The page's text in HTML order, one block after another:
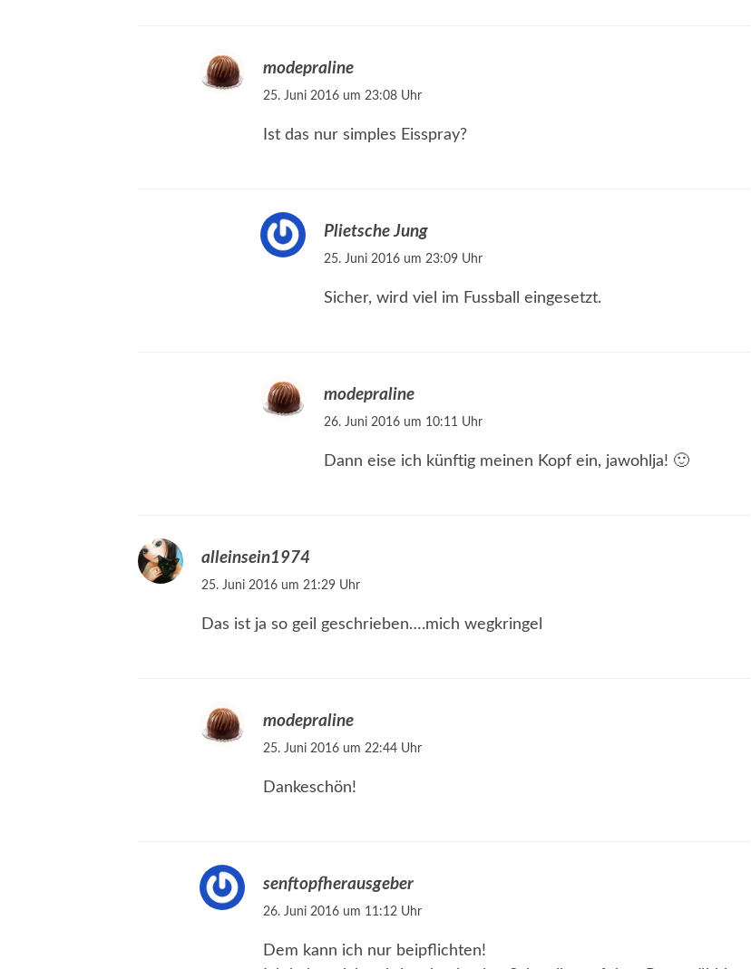
modepraline
25. Juni 2016 um 23:08 Uhr
Ist das nur simples Eisspray?
Plietsche Jung
25. Juni 2016 um 23:09 Uhr
Sicher, wird viel im Fussball eingesetzt.
modepraline
26. Juni 2016 um 10:11 Uhr
Dann eise ich künftig meinen Kopf ein, jawohlja! 🙂
alleinsein1974
25. Juni 2016 um 21:29 Uhr
Das ist ja so geil geschrieben….mich wegkringel
modepraline
25. Juni 2016 um 22:44 Uhr
Dankeschön!
senftopfherausgeber
26. Juni 2016 um 11:12 Uhr
Dem kann ich nur beipflichten!